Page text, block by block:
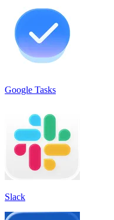
Google Tasks
Slack